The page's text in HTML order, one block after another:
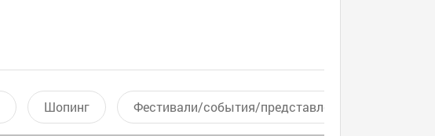
Шопинг Фестивали/события/представления